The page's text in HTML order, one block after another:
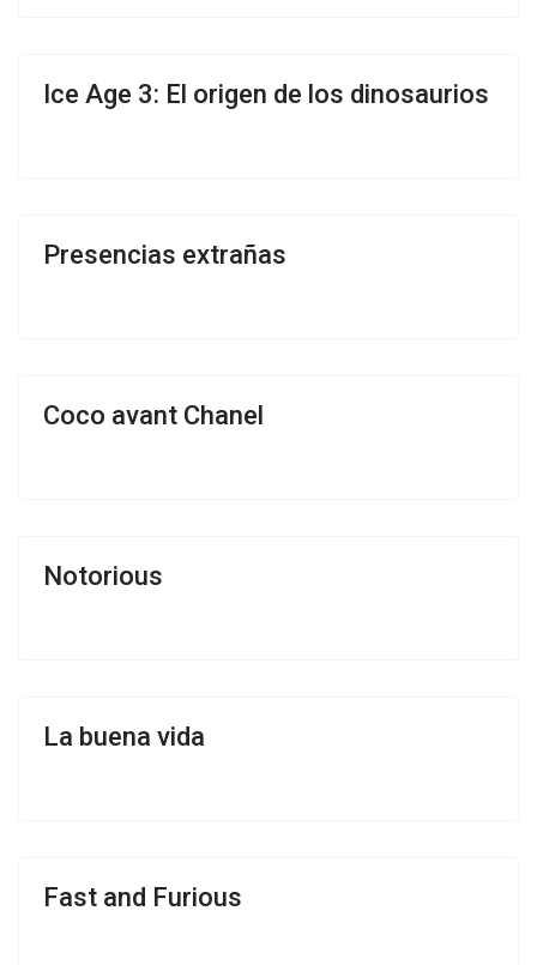
Ice Age 3: El origen de los dinosaurios
Presencias extrañas
Coco avant Chanel
Notorious
La buena vida
Fast and Furious